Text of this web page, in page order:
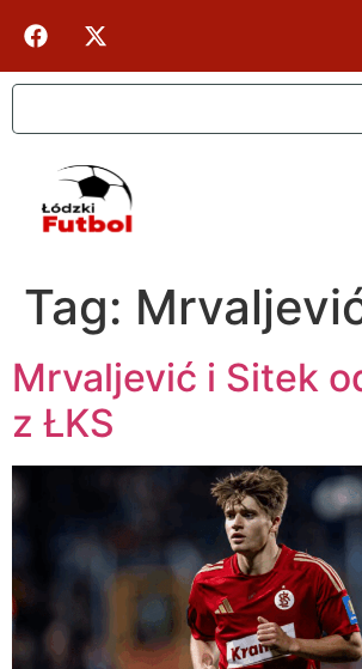
Tag:
Mrvaljević i Sitek
z ŁKS